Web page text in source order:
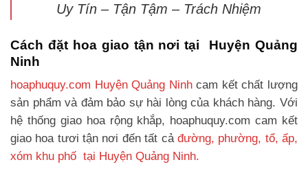
Uy Tín – Tận Tậm – Trách Nhiệm
Cách đặt hoa giao tận nơi tại Huyện Quảng
Ninh
hoaphuquy.com Huyện Quảng Ninhcam kết chất lượng
sản phẩm và đảm bảo sự hài lòng của khách hàng. Với
hệ thống giao hoa rộng khắp, hoaphuquy.com cam kết
giao hoa tươi tận nơi đến tất cả đường, phường, tổ, ấp,
xóm khu phố tại Huyện Quảng Ninh.